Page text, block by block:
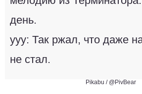
день.
ууу: Так ржал, что даже
не стал.
Pikabu / @PivBear